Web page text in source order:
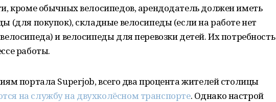
кроме обычных велосипедов, арендодатель должен иметь
(для покупок), складные велосипеды (если на работе нет
и велосипеды для перевозки детей. Их потребность
работы.
портала Superjob, всего два процента жителей столицы
на службу на двухколёсном транспорте. Однако настрой